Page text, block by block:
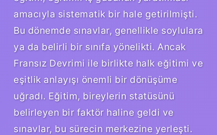
amacıyla sistematik bir hale getirilmişti.
Bu dönemde sınavlar, genellikle soylulara
ya da belirli bir sınıfa yönelikti. Ancak
Fransız Devrimi ile birlikte halk eğitimi ve
eşitlik anlayışı önemli bir dönüşüme
uğradı. Eğitim, bireylerin statüsünü
belirleyen bir faktör haline geldi ve
sınavlar, bu sürecin merkezine yerleşti.